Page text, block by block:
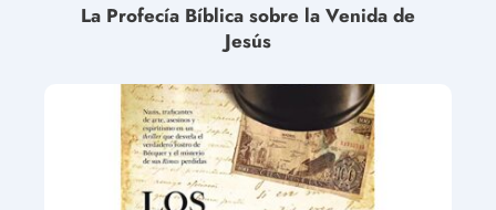
La Profecía Bíblica sobre la Venida de
Jesús